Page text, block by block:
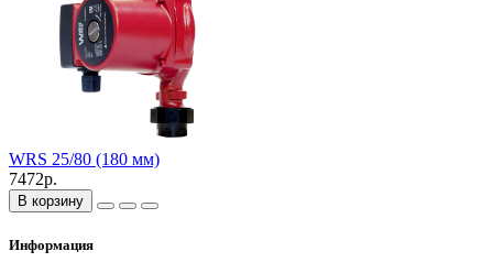
WRS 25/80 (180 мм)
7472р.
В корзину
Информация